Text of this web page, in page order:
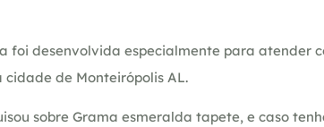
foi desenvolvida especialmente para atender
cidade de Monteirópolis AL.
sobre Grama esmeralda tapete, e caso